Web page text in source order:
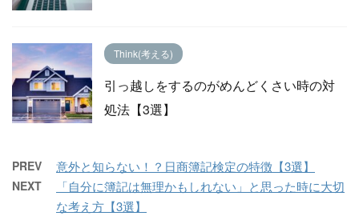
Think(考える)
引っ越しをするのがめんどくさい時の対
処法【3選】
PREV 意外と知らない！？日商簿記検定の特徴【3選】
NEXT
「自分に簿記は無理かもしれない」と思った時に大切
な考え方【3選】